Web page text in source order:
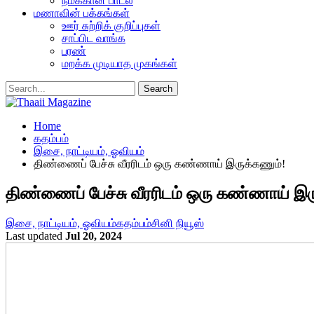
மணாவின் பக்கங்கள்
ஊர் சுற்றிக் குறிப்புகள்
சாப்பிட வாங்க
பரண்
மறக்க முடியாத முகங்கள்
Home
கதம்பம்
இசை, நாட்டியம், ஓவியம்
திண்ணைப் பேச்சு வீரரிடம் ஒரு கண்ணாய் இருக்கணும்!
திண்ணைப் பேச்சு வீரரிடம் ஒரு கண்ணாய்
இசை, நாட்டியம், ஓவியம்கதம்பம்சினி நியூஸ்
Last updated Jul 20, 2024